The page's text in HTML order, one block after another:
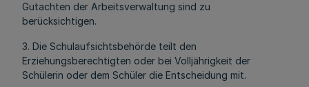
Gutachten der Arbeitsverwaltung sind zu
berücksichtigen.
3. Die Schulaufsichtsbehörde teilt den
Erziehungsberechtigten oder bei Volljährigkeit der
Schülerin oder dem Schüler die Entscheidung mit.